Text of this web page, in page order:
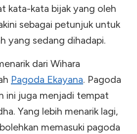
kata-kata bijak yang oleh
sebagai petunjuk untuk
yang sedang dihadapi.
dari Wihara
Pagoda Ekayana. Pagoda
ini juga menjadi tempat
Yang lebih menarik lagi,
memasuki pagoda